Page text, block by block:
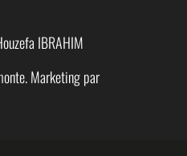
IBRAHIM
Marketing par